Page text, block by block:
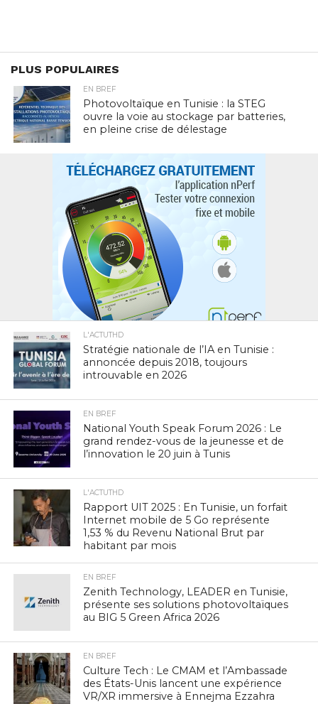
PLUS POPULAIRES
EN BREF
Photovoltaïque en Tunisie : la STEG
ouvre la voie au stockage par batteries,
en pleine crise de délestage
L'ACTUTHD
Stratégie nationale de l’IA en Tunisie :
annoncée depuis 2018, toujours
introuvable en 2026
EN BREF
National Youth Speak Forum 2026 : Le
grand rendez-vous de la jeunesse et de
l’innovation le 20 juin à Tunis
L'ACTUTHD
Rapport UIT 2025 : En Tunisie, un forfait
Internet mobile de 5 Go représente
1,53 % du Revenu National Brut par
habitant par mois
EN BREF
Zenith Technology, LEADER en Tunisie,
présente ses solutions photovoltaïques
au BIG 5 Green Africa 2026
EN BREF
Culture Tech : Le CMAM et l’Ambassade
des États-Unis lancent une expérience
VR/XR immersive à Ennejma Ezzahra